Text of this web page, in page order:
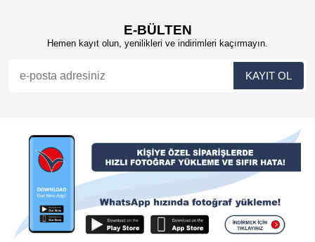
E-BÜLTEN
Hemen kayıt olun, yenilikleri ve indirimleri kaçırmayın.